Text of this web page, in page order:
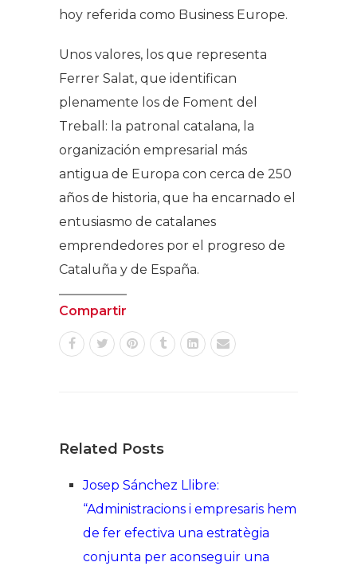
hoy referida como Business Europe.
Unos valores, los que representa
Ferrer Salat, que identifican
plenamente los de Foment del
Treball: la patronal catalana, la
organización empresarial más
antigua de Europa con cerca de 250
años de historia, que ha encarnado el
entusiasmo de catalanes
emprendedores por el progreso de
Cataluña y de España.
Compartir
Related Posts
Josep Sánchez Llibre:
“Administracions i empresaris hem
de fer efectiva una estratègia
conjunta per aconseguir una